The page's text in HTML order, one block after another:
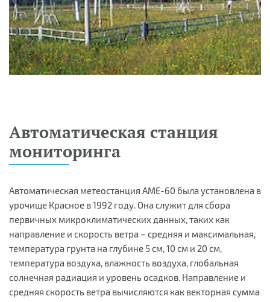
Автоматическая станция
мониторинга
Автоматическая метеостанция AME-60 была установлена в
урочище Красное в 1992 году. Она служит для сбора
первичных микроклиматических данных, таких как
направление и скорость ветра – средняя и максимальная,
температура грунта на глубине 5 см, 10 см и 20 см,
температура воздуха, влажность воздуха, глобальная
солнечная радиация и уровень осадков. Направление и
средняя скорость ветра вычисляются как векторная сумма